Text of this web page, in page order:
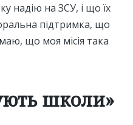
надію на ЗСУ, і що їх
підтримка, що
що моя місія така
школи»